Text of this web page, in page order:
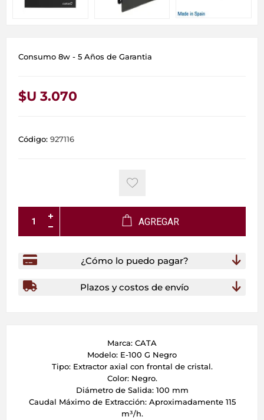
Consumo 8w - 5 Años de Garantia
$U 3.070
Código: 927116
AGREGAR
¿Cómo lo puedo pagar?
Plazos y costos de envío
Marca: CATA
Modelo: E-100 G Negro
Tipo: Extractor axial con frontal de cristal.
Color: Negro.
Diámetro de Salida: 100 mm
Caudal Máximo de Extracción: Aproximadamente 115
m³/h.